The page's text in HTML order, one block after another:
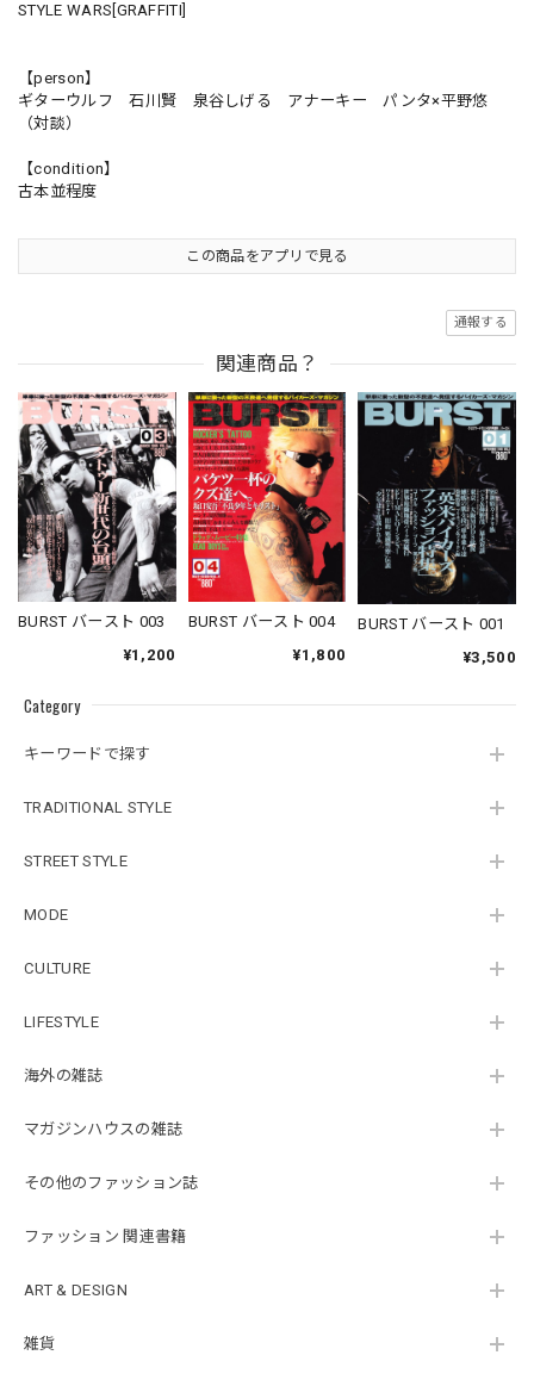
Category
キーワードで探す
TRADITIONAL STYLE
STREET STYLE
MODE
CULTURE
LIFESTYLE
海外の雑誌
マガジンハウスの雑誌
その他のファッション誌
ファッション 関連書籍
ART & DESIGN
雑貨
STYLE WARS[GRAFFITI]
【person】
ギターウルフ 石川賢 泉谷しげる アナーキー パンタ×平野悠
（対談）
【condition】
古本並程度
この商品をアプリで見る
通報する
関連商品？
BURST バースト 003
¥1,200
BURST バースト 004
¥1,800
BURST バースト 001
¥3,500